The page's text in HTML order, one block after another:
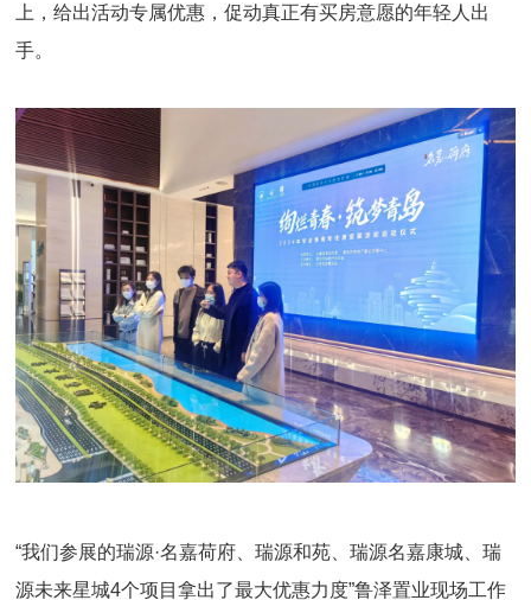
上，给出活动专属优惠，促动真正有买房意愿的年轻人出
手。
“我们参展的瑞源·名嘉荷府、瑞源和苑、瑞源名嘉康城、瑞
源未来星城4个项目拿出了最大优惠力度”鲁泽置业现场工作